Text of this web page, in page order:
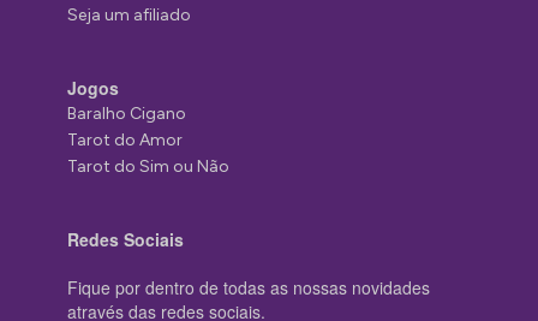
Seja um afiliado
Jogos
Baralho Cigano
Tarot do Amor
Tarot do Sim ou Não
Redes Sociais
Fique por dentro de todas as nossas novidades
através das redes sociais.